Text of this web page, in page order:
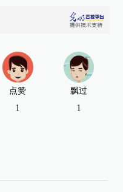
点赞
1
飘过
1